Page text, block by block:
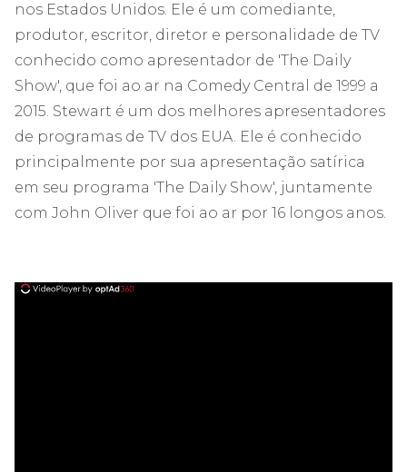
nos Estados Unidos. Ele é um comediante,
produtor, escritor, diretor e personalidade de TV
conhecido como apresentador de 'The Daily
Show', que foi ao ar na Comedy Central de 1999 a
2015. Stewart é um dos melhores apresentadores
de programas de TV dos EUA. Ele é conhecido
principalmente por sua apresentação satírica
em seu programa 'The Daily Show', juntamente
com John Oliver que foi ao ar por 16 longos anos.